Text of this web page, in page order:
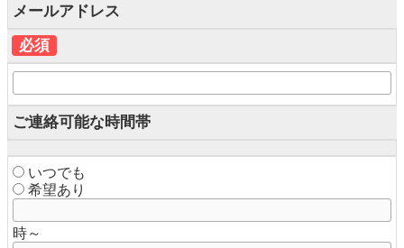
メールアドレス
必須
ご連絡可能な時間帯
いつでも
希望あり
時～